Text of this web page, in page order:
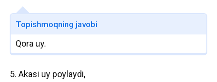
Topishmoqning javobi
Qora uy.
5. Akasi uy poylaydi,